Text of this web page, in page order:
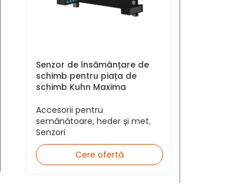
Senzor de însămânțare de
schimb pentru piața de
schimb Kuhn Maxima
Accesorii pentru
semănătoare, heder și met,
Senzori
Cere ofertă